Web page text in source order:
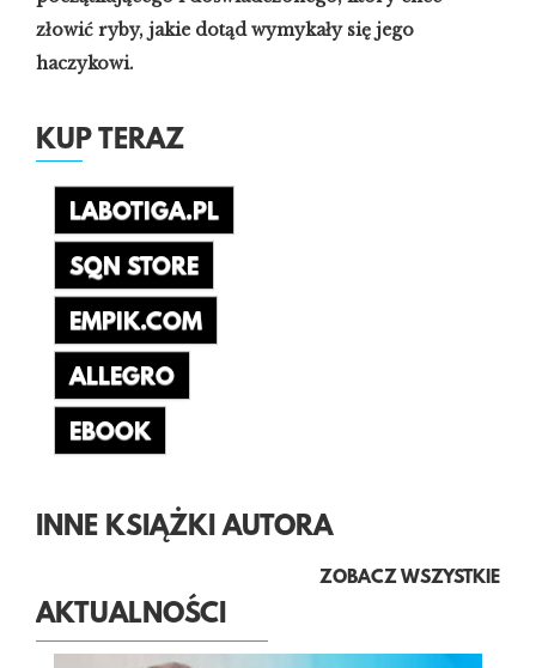
złowić ryby, jakie dotąd wymykały się jego
haczykowi.
KUP TERAZ
LABOTIGA.PL
SQN STORE
EMPIK.COM
ALLEGRO
EBOOK
INNE KSIĄŻKI AUTORA
ZOBACZ WSZYSTKIE
AKTUALNOŚCI